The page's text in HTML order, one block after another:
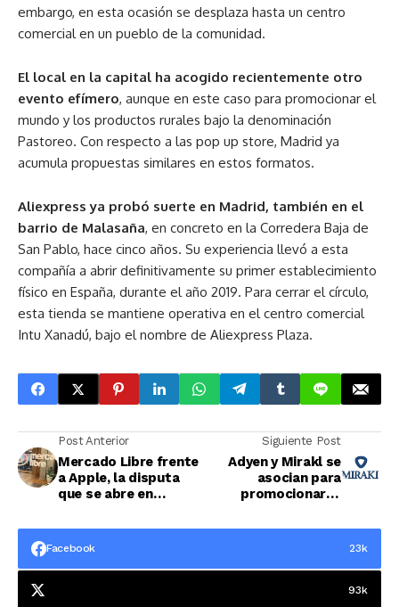
embargo, en esta ocasión se desplaza hasta un centro
comercial en un pueblo de la comunidad.
El local en la capital ha acogido recientemente otro
evento efímero, aunque en este caso para promocionar el
mundo y los productos rurales bajo la denominación
Pastoreo. Con respecto a las pop up store, Madrid ya
acumula propuestas similares en estos formatos.
Aliexpress ya probó suerte en Madrid, también en el
barrio de Malasaña, en concreto en la Corredera Baja de
San Pablo, hace cinco años. Su experiencia llevó a esta
compañía a abrir definitivamente su primer establecimiento
físico en España, durante el año 2019. Para cerrar el círculo,
esta tienda se mantiene operativa en el centro comercial
Intu Xanadú, bajo el nombre de Aliexpress Plaza.
Post Anterior
Mercado Libre frente
a Apple, la disputa
que se abre en
Siguiente Post
Adyen y Mirakl se
asocian para
promocionar el
formato
Facebook 23k
93k